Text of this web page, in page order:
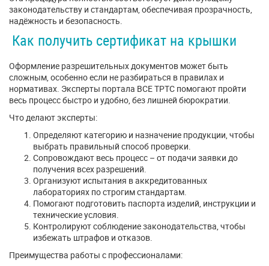
законодательству и стандартам, обеспечивая прозрачность,
надёжность и безопасность.
Как получить сертификат на крышки
Оформление разрешительных документов может быть
сложным, особенно если не разбираться в правилах и
нормативах. Эксперты портала ВСЕ ТРТС помогают пройти
весь процесс быстро и удобно, без лишней бюрократии.
Что делают эксперты:
Определяют категорию и назначение продукции, чтобы
выбрать правильный способ проверки.
Сопровождают весь процесс – от подачи заявки до
получения всех разрешений.
Организуют испытания в аккредитованных
лабораториях по строгим стандартам.
Помогают подготовить паспорта изделий, инструкции и
технические условия.
Контролируют соблюдение законодательства, чтобы
избежать штрафов и отказов.
Преимущества работы с профессионалами: